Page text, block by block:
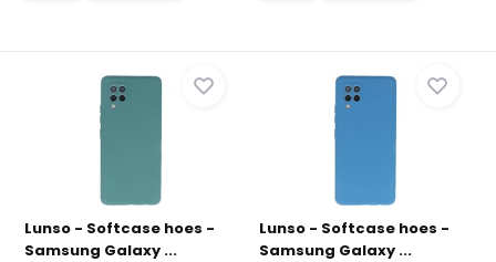
Lunso - Softcase hoes -
Samsung Galaxy ...
Lunso - Softcase hoes -
Samsung Galaxy ...